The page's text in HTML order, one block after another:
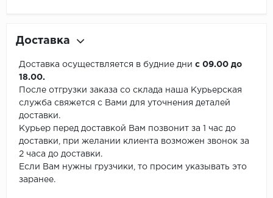
Доставка
Доставка осуществляется в будние дни с 09.00 до
18.00.
После отгрузки заказа со склада наша Курьерская
служба свяжется с Вами для уточнения деталей
доставки.
Курьер перед доставкой Вам позвонит за 1 час до
доставки, при желании клиента возможен звонок за
2 часа до доставки.
Если Вам нужны грузчики, то просим указывать это
заранее.